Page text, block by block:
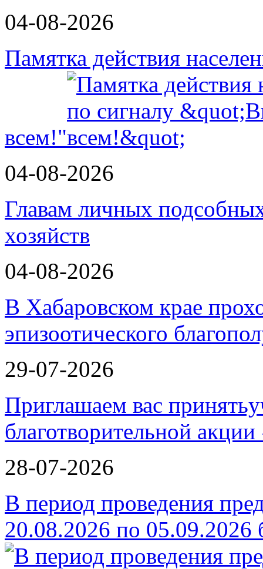
04-08-2026
Памятка действия
всем!"
04-08-2026
Главам личных
хозяйств
04-08-2026
В Хабаровском крае
эпизоотического
29-07-2026
Приглашаем вас
благотворительной
28-07-2026
В период проведения
20.08.2026 по 05.09.2026